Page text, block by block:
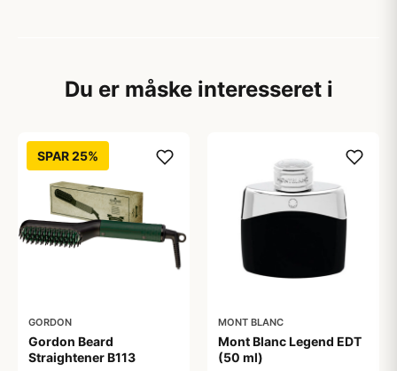
Du er måske interesseret i
SPAR 25%
GORDON
Gordon Beard
Straightener B113
MONT BLANC
Mont Blanc Legend EDT
(50 ml)